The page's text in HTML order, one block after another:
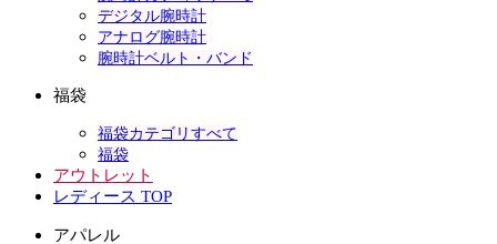
デジタル腕時計
アナログ腕時計
腕時計ベルト・バンド
福袋
福袋カテゴリすべて
福袋
アウトレット
レディース TOP
アパレル